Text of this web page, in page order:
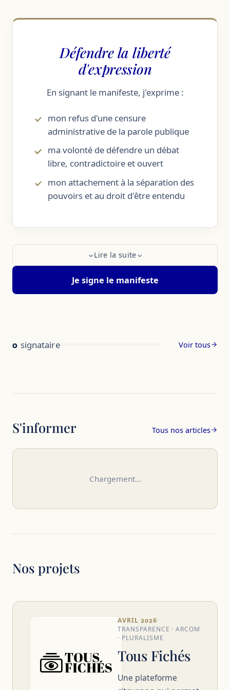
Défendre la liberté
d'expression
En signant le manifeste, j'exprime :
mon refus d'une censure
administrative de la parole publique
ma volonté de défendre un débat
libre, contradictoire et ouvert
mon attachement à la séparation des
pouvoirs et au droit d'être entendu
Lire la suite
Je signe le manifeste
0 signataire Voir tous
S'informer Tous nos articles
Chargement…
Nos projets
AVRIL 2026·
TRANSPARENCE · ARCOM
· PLURALISME
Tous Fichés
Une plateforme